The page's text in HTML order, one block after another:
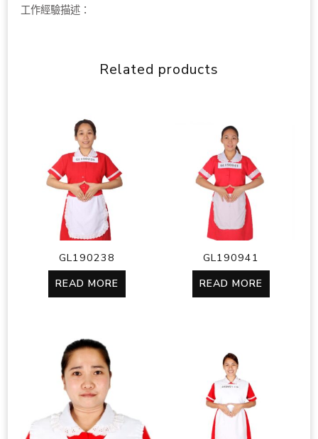
工作經驗描述：
Related products
GL190238
READ MORE
GL190941
READ MORE